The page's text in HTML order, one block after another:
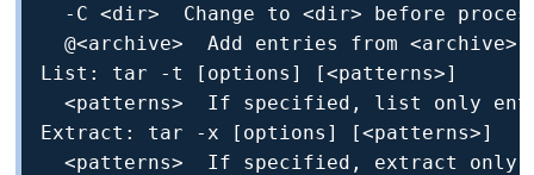
-C <dir>  Change to <dir> before
@<archive>  Add entries from <archive>
List: tar -t [options] [<patterns>]
<patterns>  If specified, list only
Extract: tar -x [options] [<patterns>]
<patterns>  If specified, extract only